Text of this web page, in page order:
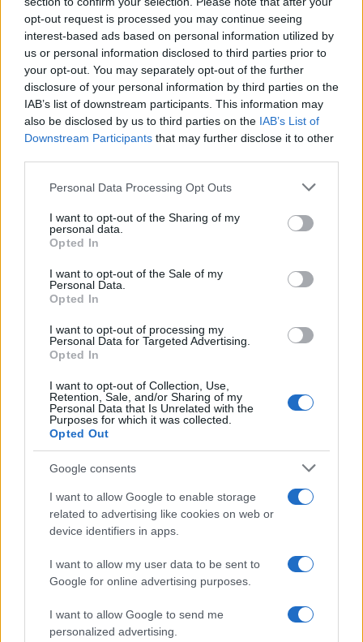
opt-out request is processed you may continue seeing
interest-based ads based on personal information utilized by
us or personal information disclosed to third parties prior to
your opt-out. You may separately opt-out of the further
disclosure of your personal information by third parties on the
IAB’s list of downstream participants. This information may
also be disclosed by us to third parties on the IAB’s List of
Downstream Participants that may further disclose it to other
Please note that this website/app uses one or more Google
not limited to your visit or usage behaviour. You may click to
grant or deny consent to Google and its third-party tags to
use your data for below specified purposes in below Google
consent section.
Personal Data Processing Opt Outs
I want to opt-out of the Sharing of my
personal data.
Opted In
I want to opt-out of the Sale of my
Personal Data.
Opted In
I want to opt-out of processing my
Personal Data for Targeted Advertising.
Opted In
I want to opt-out of Collection, Use,
Retention, Sale, and/or Sharing of my
Personal Data that Is Unrelated with the
Purposes for which it was collected.
Opted Out
Google consents
I want to allow Google to enable storage
related to advertising like cookies on web or
device identifiers in apps.
I want to allow my user data to be sent to
Google for online advertising purposes.
I want to allow Google to send me
personalized advertising.
partecipazione collettiva: un palcoscenico
temporaneo che invita la città e i visitatori a
condividere serate di arte, musica e convivialità
sotto la stessa tenda.
Alessandro Tassinari
Alessandro Tassinari, torinese con passaporto
dopo un incontro al Rifugio Garelli: oggi cura
storie di viaggio in chiave narrativa. In
l'attenzione al paesaggio e conserva un
taccuino logoro con mappe disegnate a